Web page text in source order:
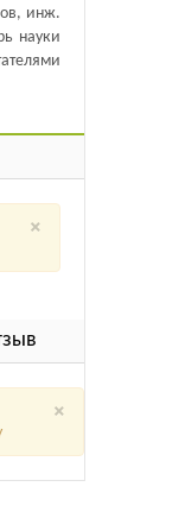
инж.
науки
×
×